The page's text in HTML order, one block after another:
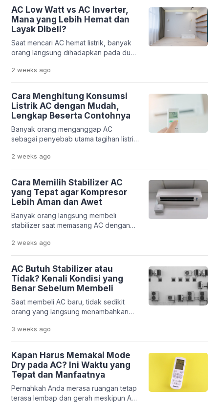
Padahal, tata letak yang kurang tepat
dapat membuat tubuh terus-menerus
terkena udara dingin secara langsung,
mengganggu kenyamanan tidur,
bahkan membuat pendinginan ruangan
menjadi kurang optimal. Mengetahui
terhadap […]
AC Low Watt vs AC Inverter,
Mana yang Lebih Hemat dan
Layak Dibeli?
Saat mencari AC hemat listrik, banyak
orang langsung dihadapkan pada dua
AC Inverter. Keduanya sama-sama
dikenal mampu mengurangi konsumsi
listrik dibandingkan AC konvensional.
Namun, bukan berarti keduanya
menggunakan teknologi yang sama.
Perbedaan utama terletak pada cara
kerja kompresor, pola konsumsi daya,
harga pembelian, hingga biaya
2 weeks ago
Cara Menghitung Konsumsi
Listrik AC dengan Mudah,
Lengkap Beserta Contohnya
Banyak orang menganggap AC
sebagai penyebab utama tagihan listrik
mengetahui konsumsi daya yang
sebenarnya, sulit memastikan seberapa
besar kontribusi AC terhadap total
penggunaan listrik rumah. Selain AC,
peralatan elektronik lain seperti kulkas,
pompa air, mesin cuci, hingga pemanas
air juga turut memengaruhi
penggunaan listrik setiap bulan. Oleh
[…]
2 weeks ago
Cara Memilih Stabilizer AC
yang Tepat agar Kompresor
Lebih Aman dan Awet
Banyak orang langsung membeli
stabilizer saat memasang AC dengan
melindungi kompresor dari kerusakan.
Padahal, memilih stabilizer yang tidak
sesuai justru membuat perlindungannya
kurang optimal. Kapasitas yang terlalu
kecil dapat membuat stabilizer bekerja
terlalu berat, sedangkan kapasitas
yang berlebihan belum tentu
memberikan manfaat tambahan. Selain
melihat […]
2 weeks ago
AC Butuh Stabilizer atau
Tidak? Kenali Kondisi yang
Benar Sebelum Membeli
Saat membeli AC baru, tidak sedikit
orang yang langsung menambahkan
sederhana, yaitu ingin melindungi AC
dari kerusakan akibat tegangan listrik
yang tidak stabil. Padahal, pada kondisi
tertentu, penggunaan stabilizer justru
tidak memberikan manfaat yang
signifikan. Hal ini membuat banyak
pemilik rumah bertanya-tanya, AC
butuh stabilizer atau tidak?
3 weeks ago
Kapan Harus Memakai Mode
Dry pada AC? Ini Waktu yang
Tepat dan Manfaatnya
Pernahkah Anda merasa ruangan tetap
terasa lembap dan gerah meskipun AC